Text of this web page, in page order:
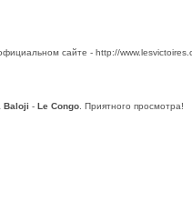
сайте - http://
Baloji - Le Congo . Приятного просмотра!